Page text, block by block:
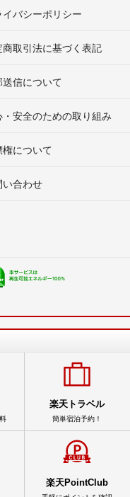
イバシーポリシー
商取引法に基づく表記
送信について
・安全のための取り組み
権について
い合わせ
楽天トラベル
簡単宿泊予約！
楽天PointClub